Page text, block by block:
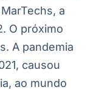
a
O próximo
A pandemia
causou
ao mundo